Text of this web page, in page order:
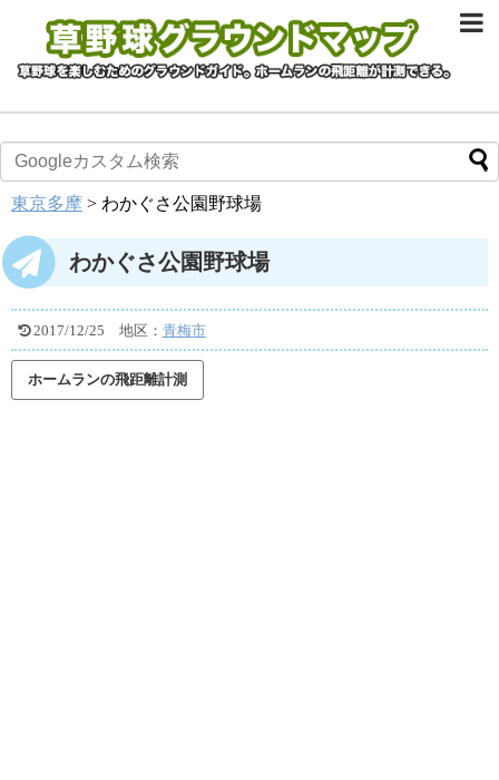
東京多摩 > わかぐさ公園野球場
わかぐさ公園野球場
2017/12/25 地区： 青梅市